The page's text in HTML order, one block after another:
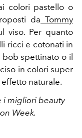
colori pastello o
da Tommy
viso. Per quanto
ricci e cotonati in
spettinato o il
in colori super
naturale.
i migliori beauty
Week.